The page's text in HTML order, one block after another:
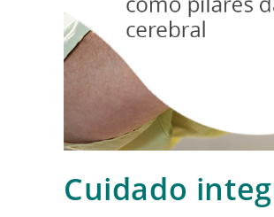
Cuidado